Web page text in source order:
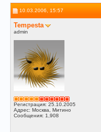
10.03.2006, 15:57
Tempesta
admin
Регистрация: 25.10.2005
Адрес: Москва, Митино
Сообщения: 1,908